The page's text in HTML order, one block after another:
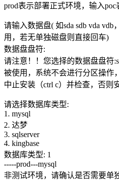
prod表示部署正式环境，输入poc
请输入数据盘( 如sda sdb vda
用，若无单独磁盘则直接回车)
数据盘盘符:
请注意！！您选择的数据盘盘符
被使用，系统不会进行分区操作
中止安装（ctrl c）并检查，否则
请选择数据库类型:
1. mysql
2. 达梦
3. sqlserver
4. kingbase
数据库类型: 1
-----prod---mysql
非测试环境，请确认是否需要单